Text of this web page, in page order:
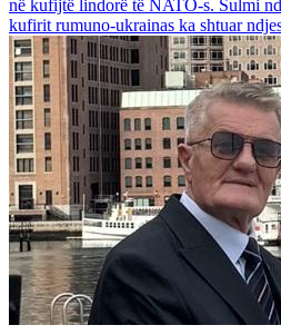
në kufijtë lindorë të NATO-s. Sulmi
kufirit rumuno-ukrainas ka shtuar